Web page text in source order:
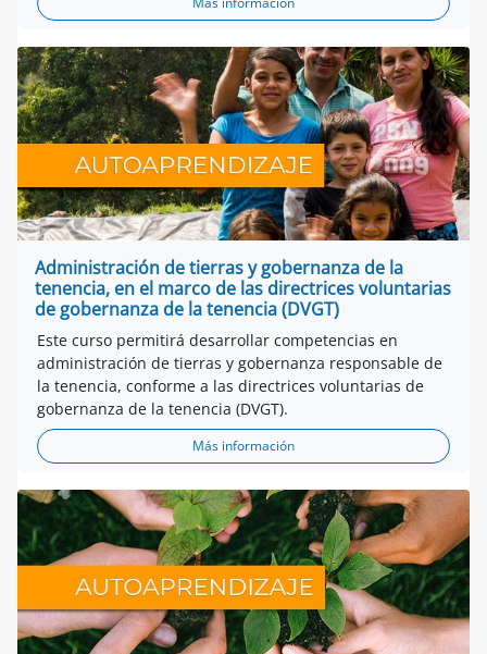
Administración de tierras y gobernanza de la
tenencia, en el marco de las directrices voluntarias
de gobernanza de la tenencia (DVGT)
Este curso permitirá desarrollar competencias en
administración de tierras y gobernanza responsable de
la tenencia, conforme a las directrices voluntarias de
gobernanza de la tenencia (DVGT).
Más información